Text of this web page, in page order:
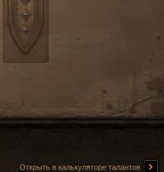
Открыть в калькуляторе талантов